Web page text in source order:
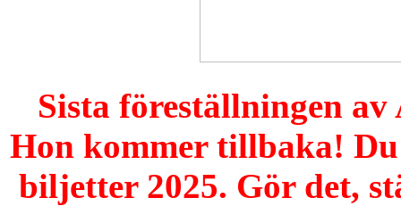
Sista föreställningen
Hon kommer tillbaka!
biljetter 2025. Gör det,